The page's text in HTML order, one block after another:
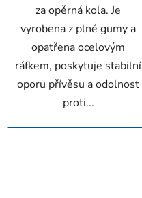
za opěrná kola. Je
vyrobena z plné gumy a
opatřena ocelovým
ráfkem, poskytuje stabilní
oporu přívěsu a odolnost
proti...